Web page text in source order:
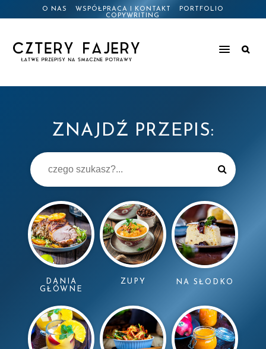
O NAS WSPÓŁPRACA I KONTAKT
PORTFOLIO
COPYWRITING
ZNAJDŹ PRZEPIS:
DANIA
GŁÓWNE
ZUPY NA SŁODKO